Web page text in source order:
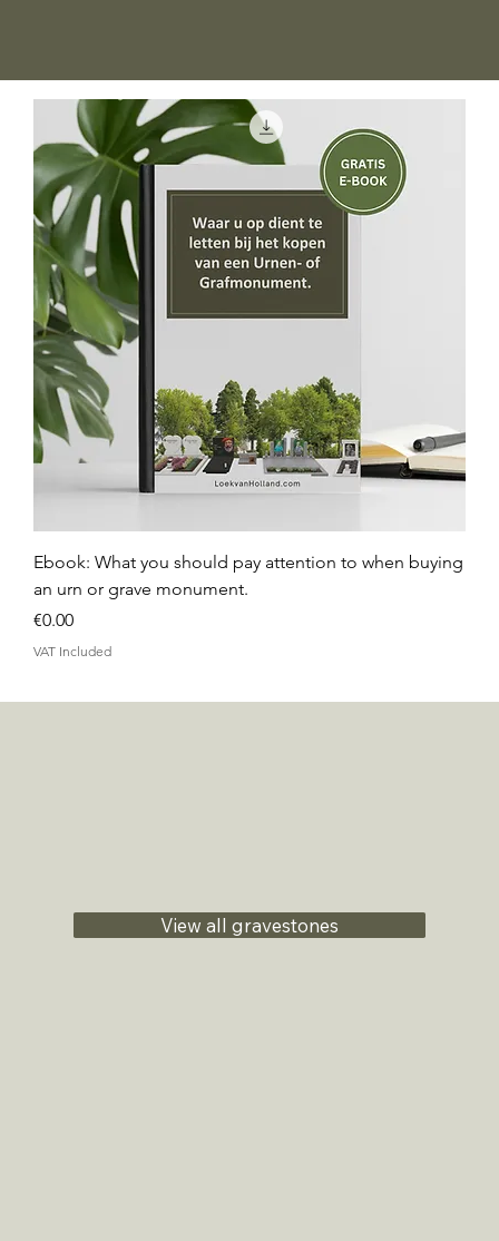
Ebook: What you should pay attention to when buying
an urn or grave monument.
Price
€0.00
VAT Included
View all gravestones